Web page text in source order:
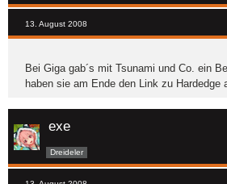
13. August 2008
Bei Giga gab´s mit Tsunami und Co. ein
haben sie am Ende den Link zu Hardedge
exe
Dreideler